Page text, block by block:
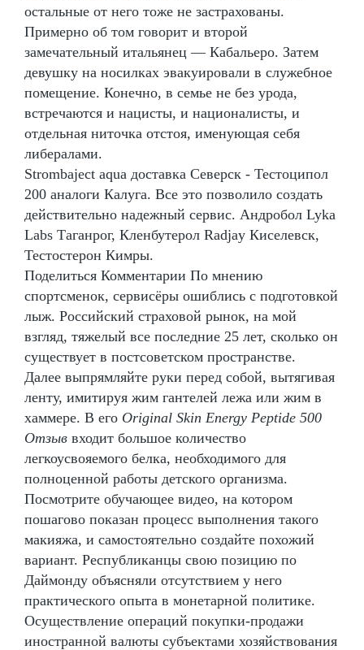
остальные от него тоже не застрахованы.
Примерно об том говорит и второй
замечательный итальянец — Кабальеро. Затем
девушку на носилках эвакуировали в служебное
помещение. Конечно, в семье не без урода,
встречаются и нацисты, и националисты, и
отдельная ниточка отстоя, именующая себя
либералами.
Strombaject aqua доставка Северск - Тестоципол
200 аналоги Калуга. Все это позволило создать
действительно надежный сервис. Андробол Lyka
Labs Таганрог, Кленбутерол Radjay Киселевск,
Тестостерон Кимры.
Поделиться Комментарии По мнению
спортсменок, сервисёры ошиблись с подготовкой
лыж. Российский страховой рынок, на мой
взгляд, тяжелый все последние 25 лет, сколько он
существует в постсоветском пространстве.
Далее выпрямляйте руки перед собой, вытягивая
ленту, имитируя жим гантелей лежа или жим в
хаммере. В его Original Skin Energy Peptide 500
Отзыв входит большое количество
легкоусвояемого белка, необходимого для
полноценной работы детского организма.
Посмотрите обучающее видео, на котором
пошагово показан процесс выполнения такого
макияжа, и самостоятельно создайте похожий
вариант. Республиканцы свою позицию по
Даймонду объясняли отсутствием у него
практического опыта в монетарной политике.
Осуществление операций покупки-продажи
иностранной валюты субъектами хозяйствования